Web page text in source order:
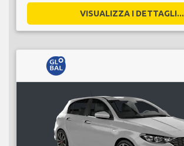
VISUALIZZA I DETTAGLI...